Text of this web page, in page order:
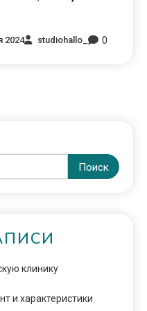
2024 studiohallo_ 0
Поиск
клинику
и характеристики